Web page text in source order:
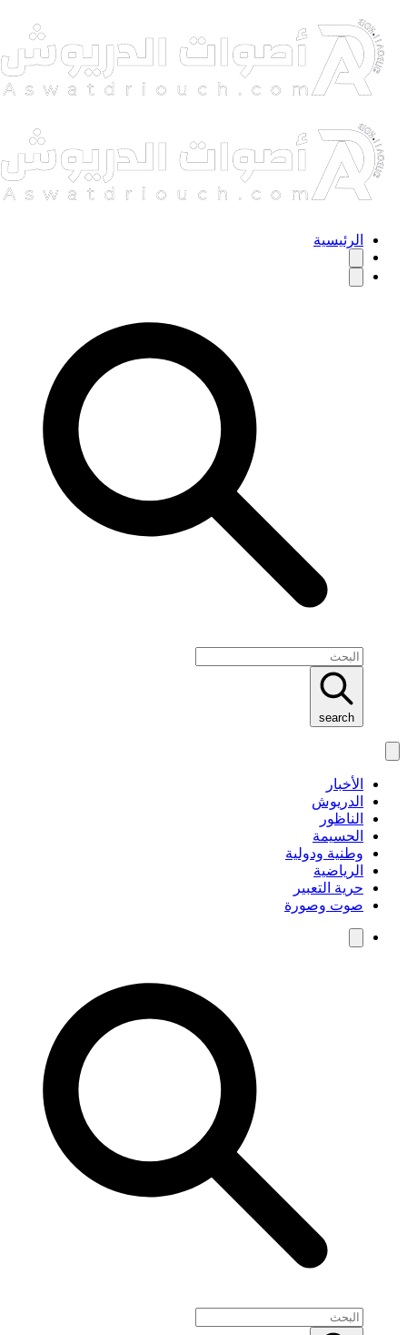
الرئيسية
search
الأخبار
الدريوش
الناظور
الحسيمة
وطنية ودولية
الرياضية
حرية التعبير
صوت وصورة